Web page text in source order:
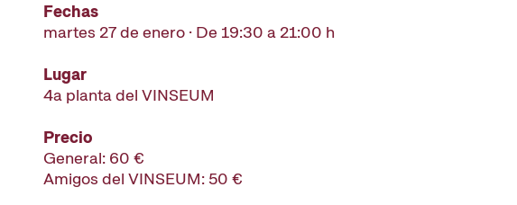
Fechas
martes 27 de enero · De 19:30 a 21:00 h
Lugar
4a planta del VINSEUM
Precio
General: 60 €
Amigos del VINSEUM: 50 €